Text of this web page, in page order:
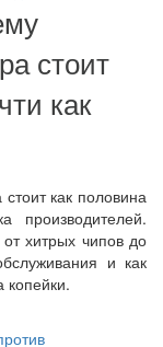
стоит
как
как половина
производителей.
хитрых чипов до
и как
копейки.